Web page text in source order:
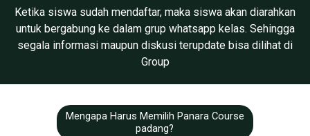
Ketika siswa sudah mendaftar, maka siswa akan diarahkan
untuk bergabung ke dalam grup whatsapp kelas. Sehingga
segala informasi maupun diskusi terupdate bisa dilihat di
Group
Mengapa Harus Memilih Panara Course
padang?